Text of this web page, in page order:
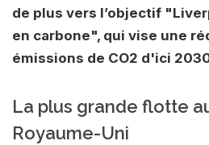
de plus vers l’objectif
en carbone", qui vise une
émissions de CO2 d'ici
La plus grande flotte
Royaume-Uni